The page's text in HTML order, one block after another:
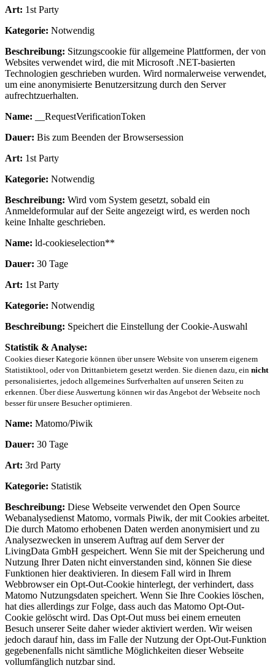
Art: 1st Party
Kategorie: Notwendig
Beschreibung: Sitzungscookie für allgemeine Plattformen, der von
Websites verwendet wird, die mit Microsoft .NET-basierten
Technologien geschrieben wurden. Wird normalerweise verwendet,
um eine anonymisierte Benutzersitzung durch den Server
aufrechtzuerhalten.
Name: __RequestVerificationToken
Dauer: Bis zum Beenden der Browsersession
Art: 1st Party
Kategorie: Notwendig
Beschreibung: Wird vom System gesetzt, sobald ein
Anmeldeformular auf der Seite angezeigt wird, es werden noch
keine Inhalte geschrieben.
Name: ld-cookieselection**
Dauer: 30 Tage
Art: 1st Party
Kategorie: Notwendig
Beschreibung: Speichert die Einstellung der Cookie-Auswahl
Statistik & Analyse:
Cookies dieser Kategorie können über unsere Website von unserem eigenem
Statistiktool, oder von Drittanbietern gesetzt werden. Sie dienen dazu, ein nicht
personalisiertes, jedoch allgemeines Surfverhalten auf unseren Seiten zu
erkennen. Über diese Auswertung können wir das Angebot der Webseite noch
besser für unsere Besucher optimieren.
Name: Matomo/Piwik
Dauer: 30 Tage
Art: 3rd Party
Kategorie: Statistik
Beschreibung: Diese Webseite verwendet den Open Source
Webanalysedienst Matomo, vormals Piwik, der mit Cookies arbeitet.
Die durch Matomo erhobenen Daten werden anonymisiert und zu
Analysezwecken in unserem Auftrag auf dem Server der
LivingData GmbH gespeichert. Wenn Sie mit der Speicherung und
Nutzung Ihrer Daten nicht einverstanden sind, können Sie diese
Funktionen hier deaktivieren. In diesem Fall wird in Ihrem
Webbrowser ein Opt-Out-Cookie hinterlegt, der verhindert, dass
Matomo Nutzungsdaten speichert. Wenn Sie Ihre Cookies löschen,
hat dies allerdings zur Folge, dass auch das Matomo Opt-Out-
Cookie gelöscht wird. Das Opt-Out muss bei einem erneuten
Besuch unserer Seite daher wieder aktiviert werden. Wir weisen
jedoch darauf hin, dass im Falle der Nutzung der Opt-Out-Funktion
gegebenenfalls nicht sämtliche Möglichkeiten dieser Webseite
vollumfänglich nutzbar sind.